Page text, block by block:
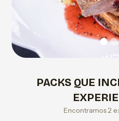
PACKS QUE
Encontramos 2